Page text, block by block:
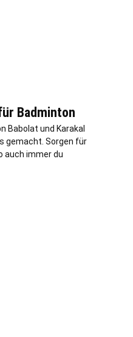
Badminton
Babolat und Karakal
gemacht. Sorgen für
auch immer du